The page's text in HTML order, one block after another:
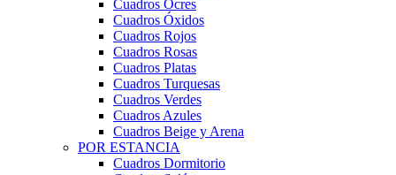
Cuadros Ocres
Cuadros Óxidos
Cuadros Rojos
Cuadros Rosas
Cuadros Platas
Cuadros Turquesas
Cuadros Verdes
Cuadros Azules
Cuadros Beige y Arena
POR ESTANCIA
Cuadros Dormitorio